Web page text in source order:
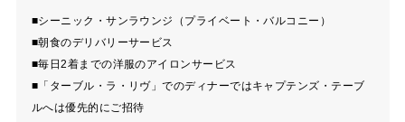
■シーニック・サンラウンジ（プライベート・バルコニー）
■朝食のデリバリーサービス
■毎日2着までの洋服のアイロンサービス
■「ターブル・ラ・リヴ」でのディナーではキャプテンズ・テーブ
ルへは優先的にご招待